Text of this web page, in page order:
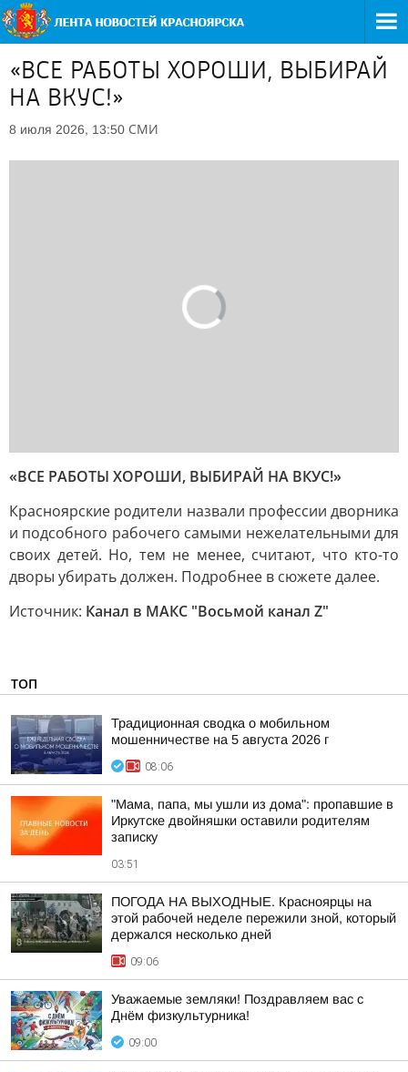
«ВСЕ РАБОТЫ ХОРОШИ, ВЫБИРАЙ
НА ВКУС!»
8 июля 2026, 13:50 СМИ
«ВСЕ РАБОТЫ ХОРОШИ, ВЫБИРАЙ НА ВКУС!»
Красноярские родители назвали профессии дворника
и подсобного рабочего самыми нежелательными для
своих детей. Но, тем не менее, считают, что кто-то
дворы убирать должен. Подробнее в сюжете далее.
Источник: Канал в МАКС "Восьмой канал Z"
ТОП
Традиционная сводка о мобильном
мошенничестве на 5 августа 2026 г
08:06
"Мама, папа, мы ушли из дома": пропавшие в
Иркутске двойняшки оставили родителям
записку
03:51
ПОГОДА НА ВЫХОДНЫЕ. Красноярцы на
этой рабочей неделе пережили зной, который
держался несколько дней
09:06
Уважаемые земляки! Поздравляем вас с
Днём физкультурника!
09:00